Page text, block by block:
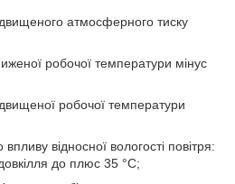
атмосферного тиску
робочої температури мінус
робочої температури
відносної вологості повітря:
до плюс 35 °C;